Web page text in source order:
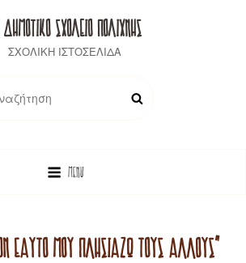
ΣΧΟΛΕΙΟ ΠΟΛΙΧΝΗΣ
ΣΧΟΛΙΚΗ ΙΣΤΟΣΕΛΙΔΑ
MENU
ΕΑΥΤΌ ΜΟΥ ΠΛΗΣΙΆΖΩ ΤΟΥΣ ΆΛΛΟΥΣ”